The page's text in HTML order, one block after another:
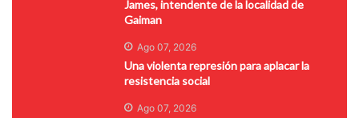
James, intendente de la localidad de
Gaiman
Ago 07, 2026
Una violenta represión para aplacar la
resistencia social
Ago 07, 2026